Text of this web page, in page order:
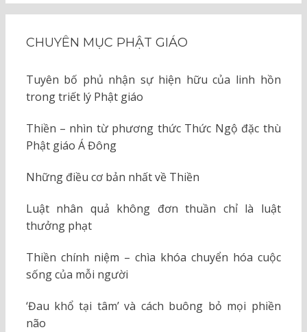
CHUYÊN MỤC PHẬT GIÁO
Tuyên bố phủ nhận sự hiện hữu của linh hồn
trong triết lý Phật giáo
Thiền – nhìn từ phương thức Thức Ngộ đặc thù
Phật giáo Á Đông
Những điều cơ bản nhất về Thiền
Luật nhân quả không đơn thuần chỉ là luật
thưởng phạt
Thiền chính niệm – chìa khóa chuyển hóa cuộc
sống của mỗi người
‘Đau khổ tại tâm’ và cách buông bỏ mọi phiền
não